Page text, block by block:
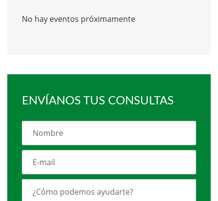
No hay eventos próximamente
ENVÍANOS TUS CONSULTAS